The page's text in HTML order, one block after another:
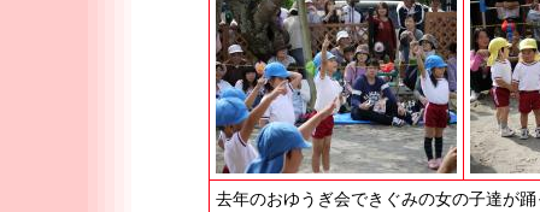
去年のおゆうぎ会できぐみの女の子達が